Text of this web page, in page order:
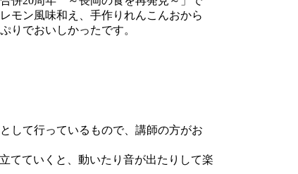
モン風味和え、手作りれんこんおから
りでおいしかったです。
して行っているもので、講師の方がお
てていくと、動いたり音が出たりして楽